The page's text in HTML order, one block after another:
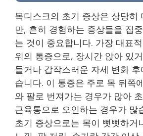
목디스크의 초기 증상은 상당히
만, 흔히 경험하는 증상들을 집
는 것이 중요합니다. 가장 대표
위의 통증으로, 장시간 앉아 있
들거나 갑작스러운 자세 변화
습니다. 이 통증은 주로 목 뒤쪽
와 팔로 번져가는 경우가 많아
근육통으로 오인하는 경우가 많
초기 증상으로는 목이 뻣뻣하거